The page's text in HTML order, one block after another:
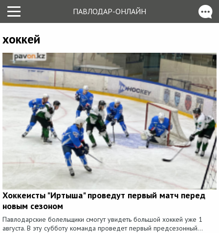
ПАВЛОДАР-ОНЛАЙН
хоккей
Хоккеисты "Иртыша" проведут первый матч перед
новым сезоном
Павлодарские болельщики смогут увидеть большой хоккей уже 1
августа. В эту субботу команда проведет первый предсезонный...